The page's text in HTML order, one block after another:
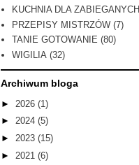
KUCHNIA DLA ZABIEGANYCH
PRZEPISY MISTRZÓW (7)
TANIE GOTOWANIE (80)
WIGILIA (32)
Archiwum bloga
► 2026 (1)
► 2024 (5)
► 2023 (15)
► 2021 (6)